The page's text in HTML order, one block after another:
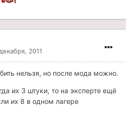
2011
нельзя, но после мода можно.
их 3 штуки, то на эксперте ещё
их 8 в одном лагере